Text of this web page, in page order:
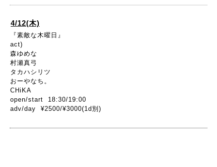
4/12(木)
『素敵な木曜日』
act)
森ゆめな
村瀬真弓
タカハシリツ
おーやなち。
CHiKA
open/start 18:30/19:00
adv/day ¥2500/¥3000(1d別)